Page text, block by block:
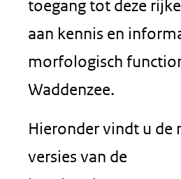
toegang tot deze
aan kennis en
morfologisch
Waddenzee.
Hieronder vindt u de
versies van de